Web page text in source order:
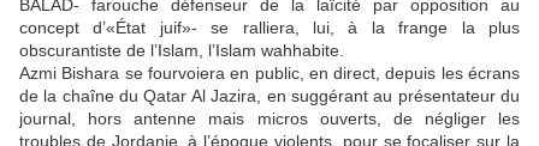
BALAD- farouche défenseur de la laïcité par opposition au
concept d’«État juif»- se ralliera, lui, à la frange la plus
obscurantiste de l’Islam, l’Islam wahhabite.
Azmi Bishara se fourvoiera en public, en direct, depuis les écrans
de la chaîne du Qatar Al Jazira, en suggérant au présentateur du
journal, hors antenne mais micros ouverts, de négliger les
troubles de Jordanie, à l’époque violents, pour se focaliser sur la